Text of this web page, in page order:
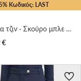
Κωδικός: LAST
Φόρεμα τζιν · Σκούρο μπλε · Mini
€